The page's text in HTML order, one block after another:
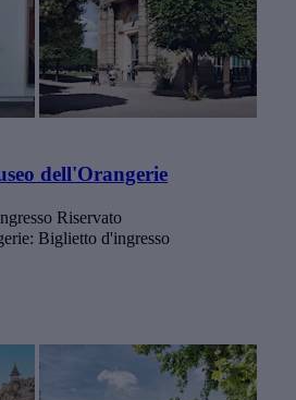
dell'Orangerie
Riservato
Biglietto d'ingresso